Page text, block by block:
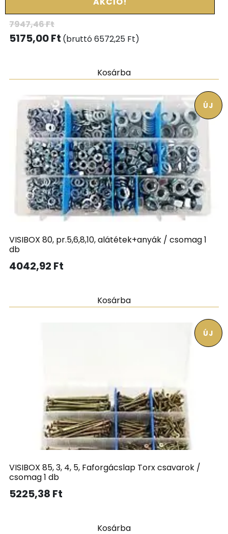
7947,46Ft
5175,00Ft (bruttó6572,25 Ft)
Kosárba
VISIBOX 80, pr.5,6,8,10, alátétek+anyák / csomag 1
db
4042,92 Ft
ÚJ
Kosárba
VISIBOX 85, 3, 4, 5, Faforgácslap Torx csavarok /
csomag 1 db
5225,38 Ft
ÚJ
Kosárba